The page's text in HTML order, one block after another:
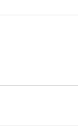
direct
o laveta